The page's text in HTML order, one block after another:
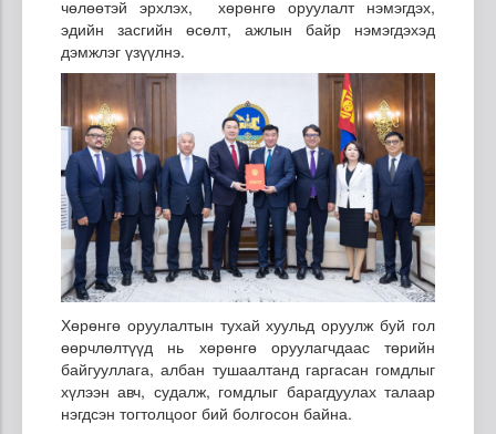
чөлөөтэй эрхлэх, хөрөнгө оруулалт нэмэгдэх,
эдийн засгийн өсөлт, ажлын байр нэмэгдэхэд
дэмжлэг үзүүлнэ.
Хөрөнгө оруулалтын тухай хуульд оруулж буй гол
өөрчлөлтүүд нь хөрөнгө оруулагчдаас төрийн
байгууллага, албан тушаалтанд гаргасан гомдлыг
хүлээн авч, судалж, гомдлыг барагдуулах талаар
нэгдсэн тогтолцоог бий болгосон байна.